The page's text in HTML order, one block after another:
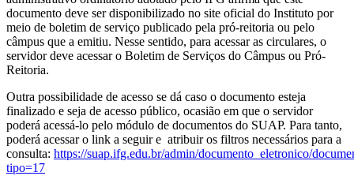
documento deve ser disponibilizado no site oficial do Instituto por
meio de boletim de serviço publicado pela pró-reitoria ou pelo
câmpus que a emitiu. Nesse sentido, para acessar as circulares, o
servidor deve acessar o Boletim de Serviços do Câmpus ou Pró-
Reitoria.
Outra possibilidade de acesso se dá caso o documento esteja
finalizado e seja de acesso público, ocasião em que o servidor
poderá acessá-lo pelo módulo de documentos do SUAP. Para tanto,
poderá acessar o link a seguir e atribuir os filtros necessários para a
consulta: https://suap.ifg.edu.br/admin/documento_eletronico/
tipo=17